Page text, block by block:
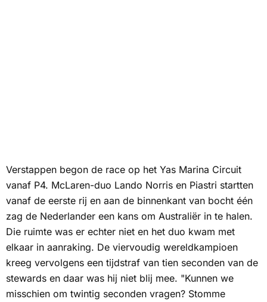
Verstappen begon de race op het Yas Marina Circuit
vanaf P4. McLaren-duo Lando Norris en Piastri startten
vanaf de eerste rij en aan de binnenkant van bocht één
zag de Nederlander een kans om Australiër in te halen.
Die ruimte was er echter niet en het duo kwam met
elkaar in aanraking. De viervoudig wereldkampioen
kreeg vervolgens een tijdstraf van tien seconden van de
stewards en daar was hij niet blij mee. "Kunnen we
misschien om twintig seconden vragen? Stomme